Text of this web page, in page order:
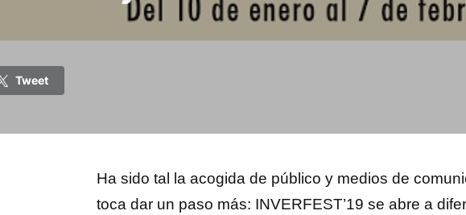
Tweet
Ha sido tal la acogida de público y medios de
toca dar un paso más: INVERFEST’19 se abre a